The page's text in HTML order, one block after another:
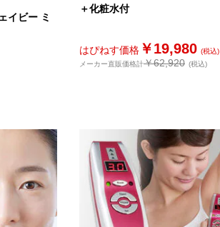
イビー ミ
＋化粧水付
はぴねす価格 ￥19,980 (税込)
メーカー直販価格計￥62,920 (税込)